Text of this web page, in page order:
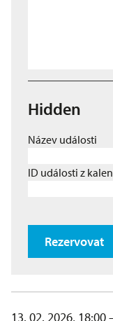
Hidden
Název události
ID události z
Rezervovat
13. 02. 2026, 18:00